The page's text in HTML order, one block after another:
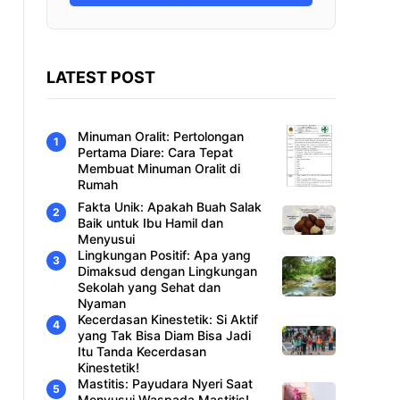
LATEST POST
Minuman Oralit: Pertolongan
Pertama Diare: Cara Tepat
Membuat Minuman Oralit di
Rumah
Fakta Unik: Apakah Buah Salak
Baik untuk Ibu Hamil dan
Menyusui
Lingkungan Positif: Apa yang
Dimaksud dengan Lingkungan
Sekolah yang Sehat dan
Nyaman
Kecerdasan Kinestetik: Si Aktif
yang Tak Bisa Diam Bisa Jadi
Itu Tanda Kecerdasan
Kinestetik!
Mastitis: Payudara Nyeri Saat